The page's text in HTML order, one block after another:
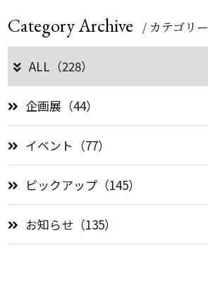
Category Archive / カテゴリー
ALL（228）
企画展（44）
イベント（77）
ピックアップ（145）
お知らせ（135）